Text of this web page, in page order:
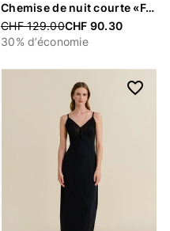
Chemise de nuit courte «Feline»
Price reduced from
CHF 129.00CHF 90.30
30% d’économie